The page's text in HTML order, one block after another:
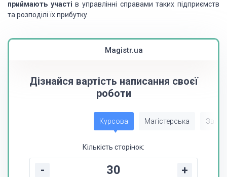
приймають участі в управлінні справами таких підприємств
та розподілі їх прибутку.
Magistr.ua
Дізнайся вартість написання своєї
роботи
Курсова Магістерська Звіт
Кількість сторінок:
- +